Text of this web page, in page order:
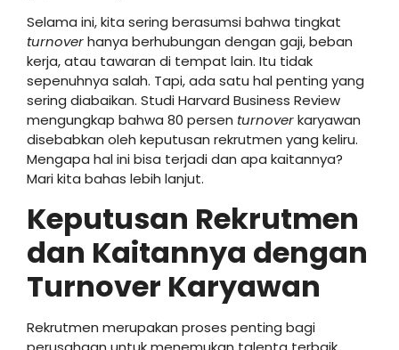
Selama ini, kita sering berasumsi bahwa tingkat
turnoverhanya berhubungan dengan gaji, beban
kerja, atau tawaran di tempat lain. Itu tidak
sepenuhnya salah. Tapi, ada satu hal penting yang
sering diabaikan. Studi Harvard Business Review
mengungkap bahwa 80 persen turnoverkaryawan
disebabkan oleh keputusan rekrutmen yang keliru.
Mengapa hal ini bisa terjadi dan apa kaitannya?
Mari kita bahas lebih lanjut.
Keputusan Rekrutmen
dan Kaitannya dengan
Turnover Karyawan
Rekrutmen merupakan proses penting bagi